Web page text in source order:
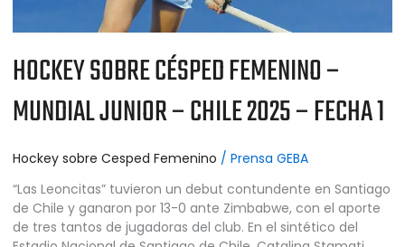
HOCKEY SOBRE CÉSPED FEMENINO –
MUNDIAL JUNIOR – CHILE 2025 – FECHA 1
Hockey sobre Cesped Femenino / Prensa GEBA
“Las Leoncitas” tuvieron un debut contundente en Santiago
de Chile y ganaron por 13-0 ante Zimbabwe, con el aporte
de tres tantos de jugadoras del club. En el sintético del
FECHA
1